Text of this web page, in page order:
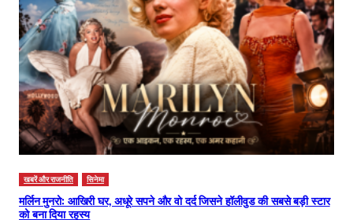
खबरें और राजनीति सिनेमा
मर्लिन मुनरो: आखिरी घर, अधूरे सपने और वो दर्द जिसने हॉलीवुड की सबसे बड़ी स्टार
को बना दिया रहस्य